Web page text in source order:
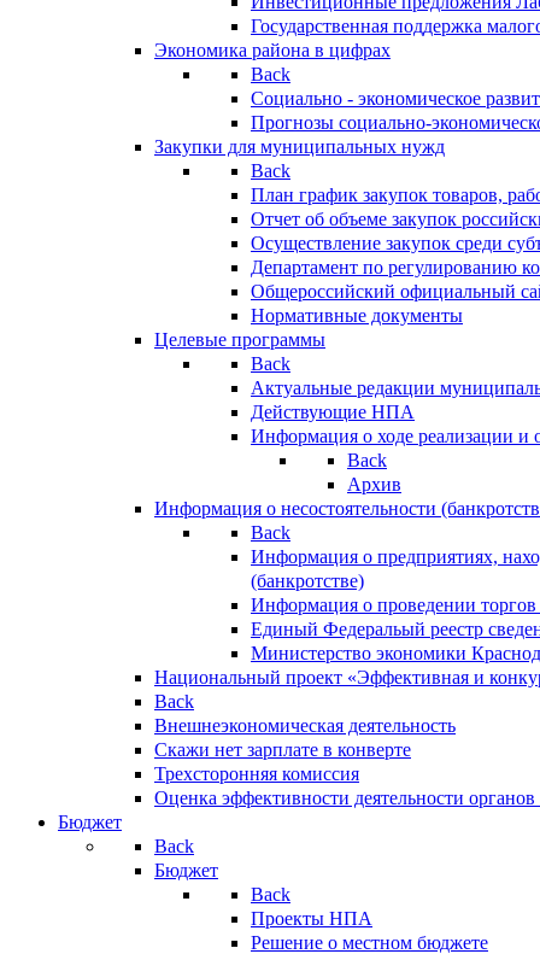
Государственная поддержка
Экономика района в цифрах
Back
Социально - экономическое
Прогнозы социально-
Закупки для муниципальных нужд
Back
План график закупок товаров,
Отчет об объеме закупок
Осуществление закупок среди
Департамент по регулированию
Общероссийский официальный
Нормативные документы
Целевые программы
Back
Актуальные редакции
Действующие НПА
Информация о ходе реализации
Back
Архив
Информация о несостоятельности
Back
Информация о предприятиях,
(банкротстве)
Информация о проведении
Единый Федеральый реестр
Министерство экономики
Национальный проект «Эффективная и
Back
Внешнеэкономическая деятельность
Скажи нет зарплате в конверте
Трехсторонняя комиссия
Оценка эффективности деятельности
Бюджет
Back
Бюджет
Back
Проекты НПА
Решение о местном бюджете